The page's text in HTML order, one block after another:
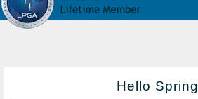
Hello Spring